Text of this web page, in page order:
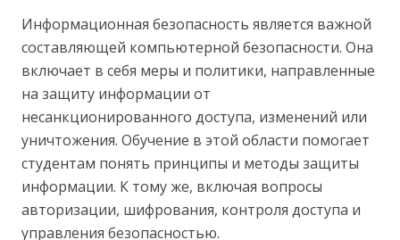
Информационная безопасность является важной
составляющей компьютерной безопасности. Она
включает в себя меры и политики, направленные
на защиту информации от
несанкционированного доступа, изменений или
уничтожения. Обучение в этой области помогает
студентам понять принципы и методы защиты
информации. К тому же, включая вопросы
авторизации, шифрования, контроля доступа и
управления безопасностью.